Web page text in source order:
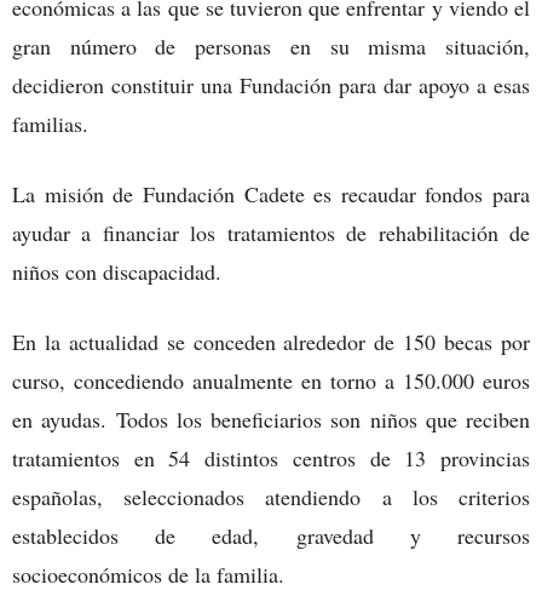
económicas a las que se tuvieron que enfrentar y viendo el
gran número de personas en su misma situación,
decidieron constituir una Fundación para dar apoyo a esas
familias.
La misión de Fundación Cadete es recaudar fondos para
ayudar a financiar los tratamientos de rehabilitación de
niños con discapacidad.
En la actualidad se conceden alrededor de 150 becas por
curso, concediendo anualmente en torno a 150.000 euros
en ayudas. Todos los beneficiarios son niños que reciben
tratamientos en 54 distintos centros de 13 provincias
españolas, seleccionados atendiendo a los criterios
establecidos de edad, gravedad y recursos
socioeconómicos de la familia.